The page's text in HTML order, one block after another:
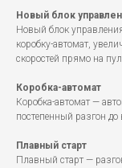
Новый блок
Новый блок
коробку-автомат,
скоростей прямо на
Коробка-автомат
Коробка-автомат —
постепенный разгон
Плавный старт
Плавный старт —